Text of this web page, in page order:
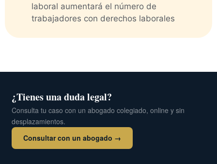
laboral aumentará el número de
trabajadores con derechos laborales
¿Tienes una duda legal?
Consulta tu caso con un abogado colegiado, online y sin
desplazamientos.
Consultar con un abogado →